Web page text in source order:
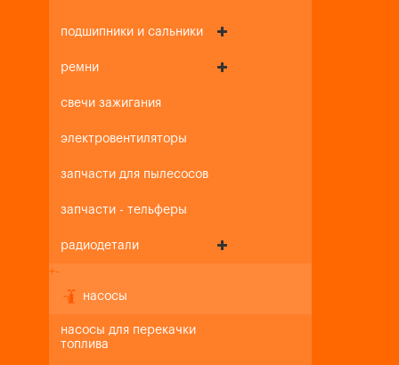
подшипники и сальники
ремни
свечи зажигания
электровентиляторы
запчасти для пылесосов
запчасти - тельферы
радиодетали
+-
насосы
насосы для перекачки
топлива